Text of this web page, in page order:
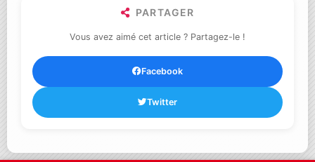
PARTAGER
Vous avez aimé cet article ? Partagez-le !
Facebook
Twitter